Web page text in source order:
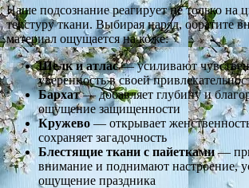
Наше подсознание реагирует не только на
текстуру ткани. Выбирая наряд, обратите
материал ощущается на коже:
Шелк и атлас— усиливают
уверенность в своей
Бархат— добавляет глубину и
ощущение защищенности
Кружево — открывает
сохраняет загадочность
Блестящие ткани с пайетками—
внимание и поднимают настроение,
ощущение праздника